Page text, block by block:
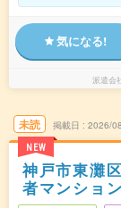
気になる!
派遣会
未読
NEW
掲載日 2026/
神戸市東灘
者マンショ